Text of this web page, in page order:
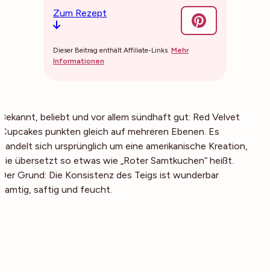
Zum Rezept
Dieser Beitrag enthält Affiliate-Links. Mehr
Informationen
Bekannt, beliebt und vor allem sündhaft gut: Red Velvet
Cupcakes punkten gleich auf mehreren Ebenen. Es
handelt sich ursprünglich um eine amerikanische Kreation,
die übersetzt so etwas wie „Roter Samtkuchen“ heißt.
Der Grund: Die Konsistenz des Teigs ist wunderbar
samtig, saftig und feucht.